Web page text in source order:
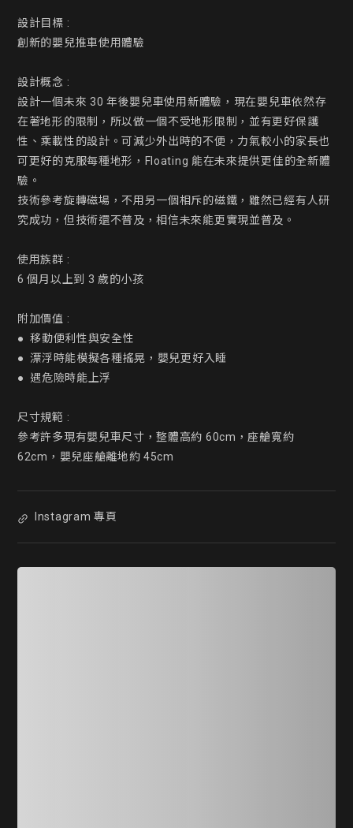
設計目標 :
創新的嬰兒推車使用體驗
設計概念 :
設計一個未來 30 年後嬰兒車使用新體驗，現在嬰兒車依然存
在著地形的限制，所以做一個不受地形限制，並有更好保護
性、乘載性的設計。可減少外出時的不便，力氣較小的家長也
可更好的克服每種地形，Floating 能在未來提供更佳的全新體
驗。
技術參考旋轉磁場，不用另一個相斥的磁鐵，雖然已經有人研
究成功，但技術還不普及，相信未來能更實現並普及。
使用族群 :
6 個月以上到 3 歲的小孩
附加價值 :
●  移動便利性與安全性
●  漂浮時能模擬各種搖晃，嬰兒更好入睡
●  遇危險時能上浮
尺寸規範 :
參考許多現有嬰兒車尺寸，整體高約 60cm，座艙寬約
62cm，嬰兒座艙離地約 45cm
Instagram 專頁